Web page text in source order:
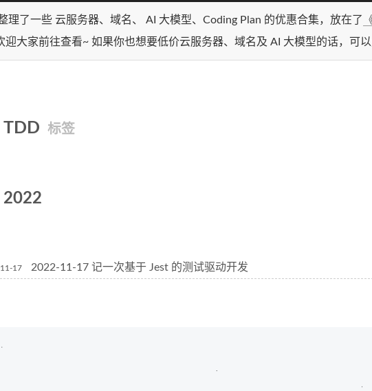
理了一些 云服务器、域名、 AI 大模型、Coding Plan 的优惠合集，放在了
迎大家前往查看~ 如果你也想要低价云服务器、域名及 AI 大模型的话，可
TDD 标签
2022
11-17 2022-11-17 记一次基于 Jest 的测试驱动开发